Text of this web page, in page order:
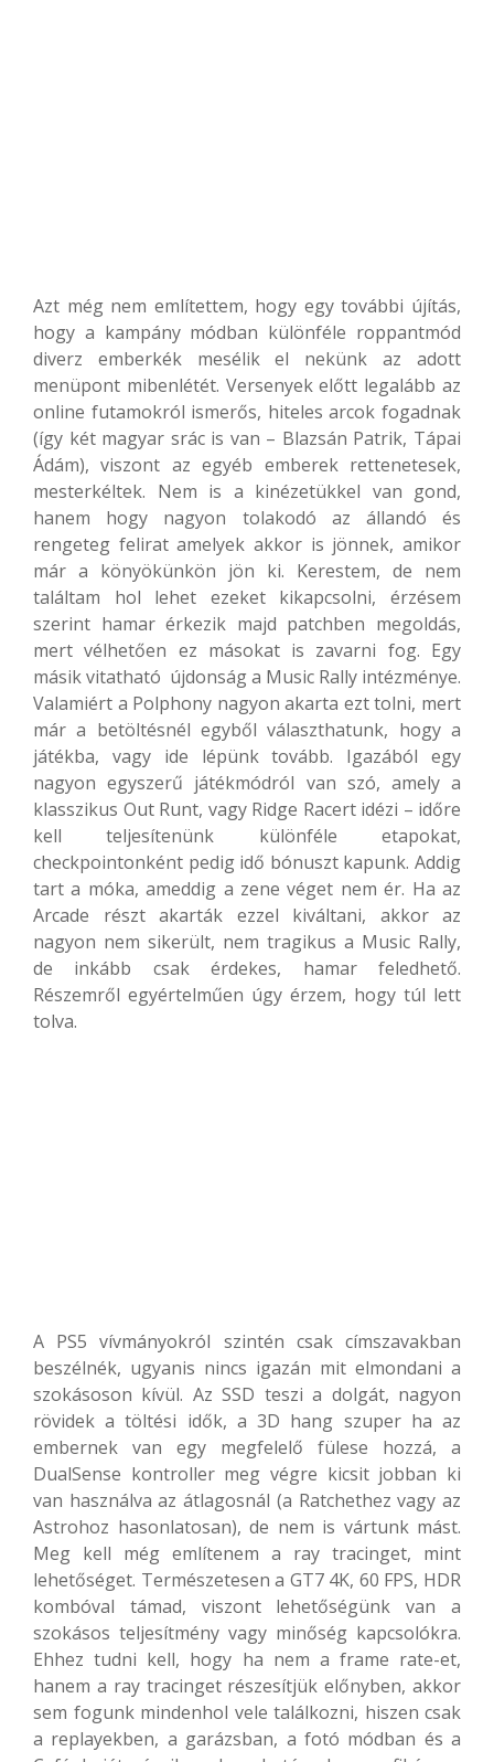
Azt még nem említettem, hogy egy további újítás,
hogy a kampány módban különféle roppantmód
diverz emberkék mesélik el nekünk az adott
menüpont mibenlétét. Versenyek előtt legalább az
online futamokról ismerős, hiteles arcok fogadnak
(így két magyar srác is van – Blazsán Patrik, Tápai
Ádám), viszont az egyéb emberek rettenetesek,
mesterkéltek. Nem is a kinézetükkel van gond,
hanem hogy nagyon tolakodó az állandó és
rengeteg felirat amelyek akkor is jönnek, amikor
már a könyökünkön jön ki. Kerestem, de nem
találtam hol lehet ezeket kikapcsolni, érzésem
szerint hamar érkezik majd patchben megoldás,
mert vélhetően ez másokat is zavarni fog. Egy
másik vitatható újdonság a Music Rally intézménye.
Valamiért a Polphony nagyon akarta ezt tolni, mert
már a betöltésnél egyből választhatunk, hogy a
játékba, vagy ide lépünk tovább. Igazából egy
nagyon egyszerű játékmódról van szó, amely a
klasszikus Out Runt, vagy Ridge Racert idézi – időre
kell teljesítenünk különféle etapokat,
checkpointonként pedig idő bónuszt kapunk. Addig
tart a móka, ameddig a zene véget nem ér. Ha az
Arcade részt akarták ezzel kiváltani, akkor az
nagyon nem sikerült, nem tragikus a Music Rally,
de inkább csak érdekes, hamar feledhető.
Részemről egyértelműen úgy érzem, hogy túl lett
tolva.
A PS5 vívmányokról szintén csak címszavakban
beszélnék, ugyanis nincs igazán mit elmondani a
szokásoson kívül. Az SSD teszi a dolgát, nagyon
rövidek a töltési idők, a 3D hang szuper ha az
embernek van egy megfelelő fülese hozzá, a
DualSense kontroller meg végre kicsit jobban ki
van használva az átlagosnál (a Ratchethez vagy az
Astrohoz hasonlatosan), de nem is vártunk mást.
Meg kell még említenem a ray tracinget, mint
lehetőséget. Természetesen a GT7 4K, 60 FPS, HDR
kombóval támad, viszont lehetőségünk van a
szokásos teljesítmény vagy minőség kapcsolókra.
Ehhez tudni kell, hogy ha nem a frame rate-et,
hanem a ray tracinget részesítjük előnyben, akkor
sem fogunk mindenhol vele találkozni, hiszen csak
a replayekben, a garázsban, a fotó módban és a